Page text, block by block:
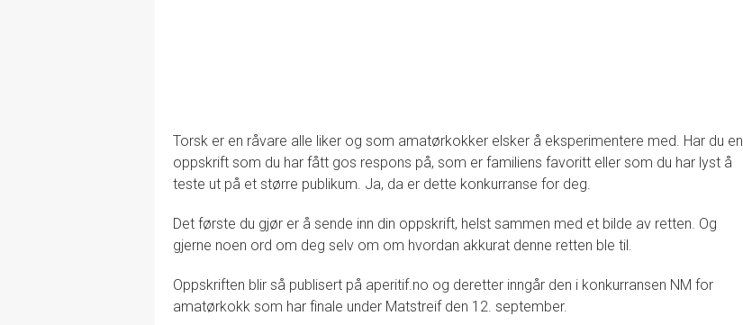
Torsk er en råvare alle liker og som amatørkokker elsker å eksperimentere med. Har du en
oppskrift som du har fått gos respons på, som er familiens favoritt eller som du har lyst å
teste ut på et større publikum. Ja, da er dette konkurranse for deg.
Det første du gjør er å sende inn din oppskrift, helst sammen med et bilde av retten. Og
gjerne noen ord om deg selv om om hvordan akkurat denne retten ble til.
Oppskriften blir så publisert på aperitif.no og deretter inngår den i konkurransen NM for
amatørkokk som har finale under Matstreif den 12. september.